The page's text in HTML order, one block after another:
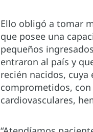
Ello obligó a tomar
que posee una
pequeños
entraron al país y
recién nacidos,
comprometidos,
cardiovasculares,